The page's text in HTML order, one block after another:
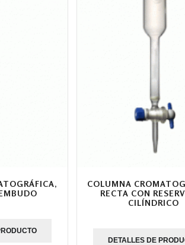
COLUMNA
RECTA CON
CILÍNDRICO
DETALLES DE